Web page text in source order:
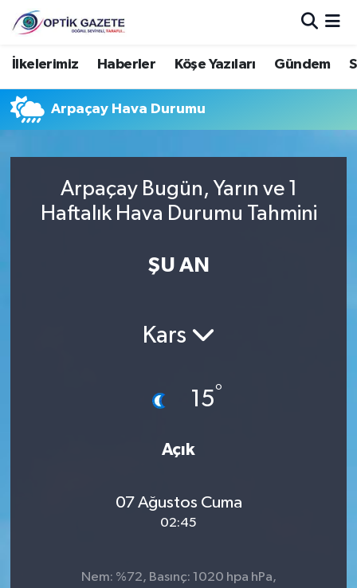
İlkelerimiz Haberler Köşe Yazıları Gündem
Arpaçay Hava Durumu
Arpaçay Bugün, Yarın ve 1
Haftalık Hava Durumu Tahmini
ŞU AN
Kars
15°
Açık
07 Ağustos Cuma
02:45
Nem: %72, Basınç: 1020 hpa hPa,
Nöbetçi Eczaneler
Hava Durumu
Trafik Durumu
Süper Lig Puan Durumu ve Fikstür